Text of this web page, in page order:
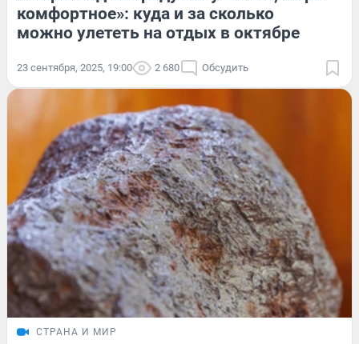
комфортное»: куда и за сколько
можно улететь на отдых в октябре
23 сентября, 2025, 19:00 2 680 Обсудить
СТРАНА И МИР